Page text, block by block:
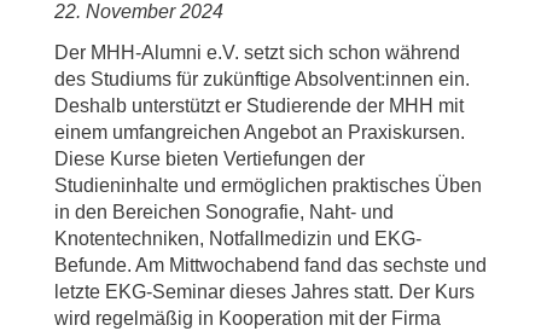
22. November 2024
Der MHH-Alumni e.V. setzt sich schon während
des Studiums für zukünftige Absolvent:innen ein.
Deshalb unterstützt er Studierende der MHH mit
einem umfangreichen Angebot an Praxiskursen.
Diese Kurse bieten Vertiefungen der
Studieninhalte und ermöglichen praktisches Üben
in den Bereichen Sonografie, Naht- und
Knotentechniken, Notfallmedizin und EKG-
Befunde. Am Mittwochabend fand das sechste und
letzte EKG-Seminar dieses Jahres statt. Der Kurs
wird regelmäßig in Kooperation mit der Firma